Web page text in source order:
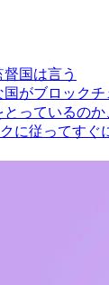
国は言う
がブロック
っているの
に従ってすぐ